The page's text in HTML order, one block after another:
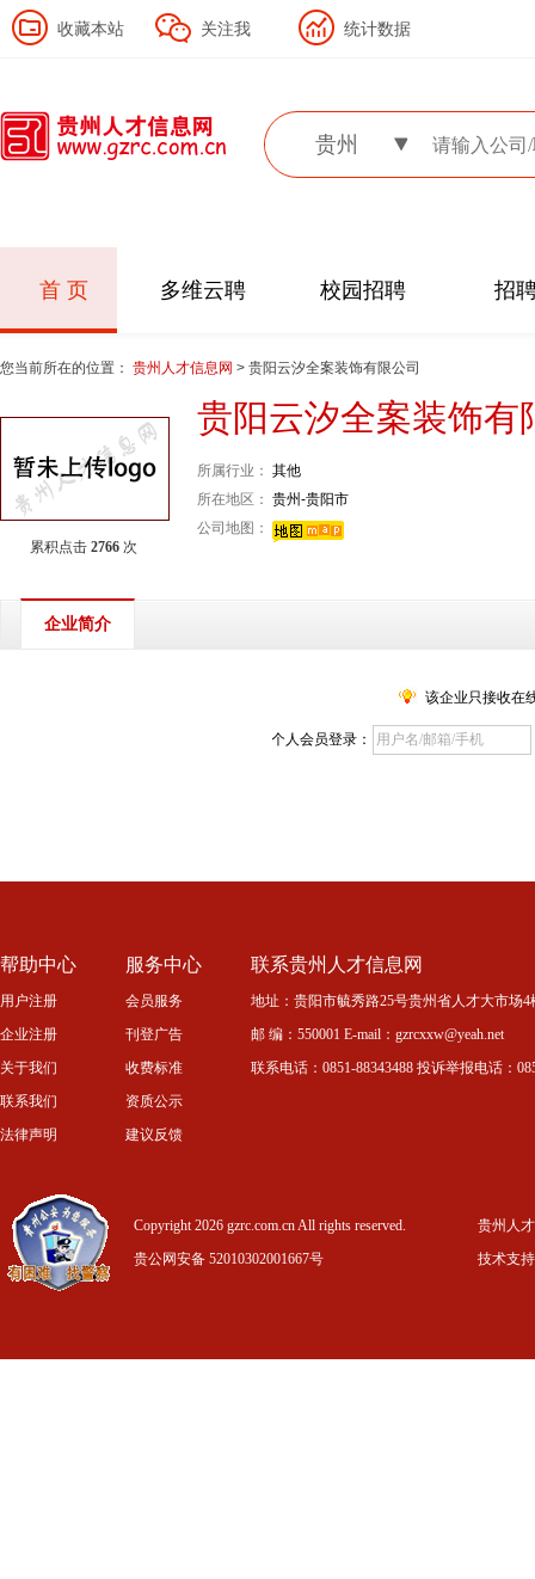
收藏本站 关注我 统计数据
贵州
首 页 多维云聘 校园招聘 招
您当前所在的位置： 贵州人才信息网 > 贵阳云汐全案装饰有限公司
累积点击 2766 次
贵阳云汐全案装饰有
所属行业： 其他
所在地区： 贵州-贵阳市
公司地图：
企业简介
该企业只接收在
个人会员登录：
帮助中心
用户注册
企业注册
关于我们
联系我们
法律声明
服务中心
会员服务
刊登广告
收费标准
资质公示
建议反馈
联系贵州人才信息网
地址：贵阳市毓秀路25号贵州省人才大市场
邮 编：550001 E-mail：gzrcxxw@yeah.net
联系电话：0851-88343488 投诉举报电话：
Copyright 2026 gzrc.com.cn All rights reserved.
贵公网安备 52010302001667号
贵州人
技术支